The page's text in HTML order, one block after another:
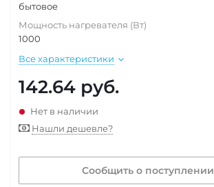
бытовое
Мощность нагревателя (Вт)
1000
Все характеристики
142.64 руб.
Нет в наличии
Нашли дешевле?
Сообщить о поступлении